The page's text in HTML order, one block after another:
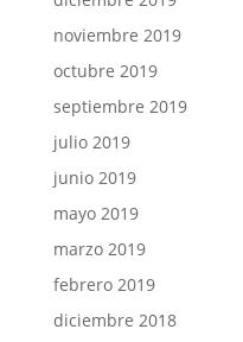
noviembre 2019
octubre 2019
septiembre 2019
julio 2019
junio 2019
mayo 2019
marzo 2019
febrero 2019
diciembre 2018